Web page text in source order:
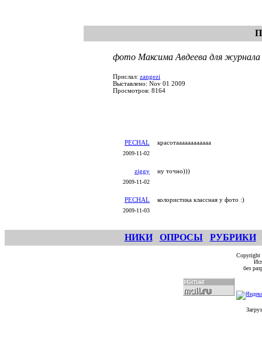
фото Максима Авдеева для
Прислал: zangezi
Выставлено: Nov 01 2009
Просмотров: 8164
PECHAL
2009-11-02
красотаааааааааааа
ziggy
2009-11-02
ну точно)))
PECHAL
2009-11-03
колористика классная у фото :)
НИКИ ОПРОСЫ РУБРИКИ
без